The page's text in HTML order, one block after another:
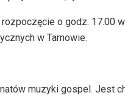
o godz. 17.00
w Tarnowie.
muzyki gospel. Jest